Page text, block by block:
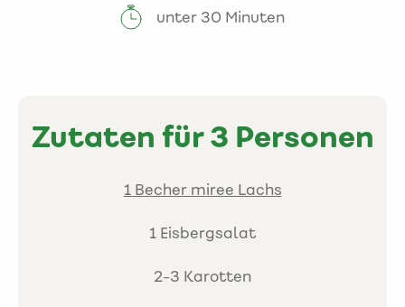
unter 30 Minuten
Zutaten für 3 Personen
1 Becher miree Lachs
1 Eisbergsalat
2-3 Karotten